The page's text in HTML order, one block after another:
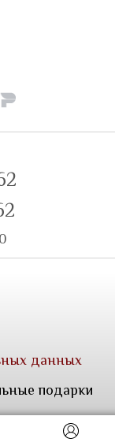
данных
подарки